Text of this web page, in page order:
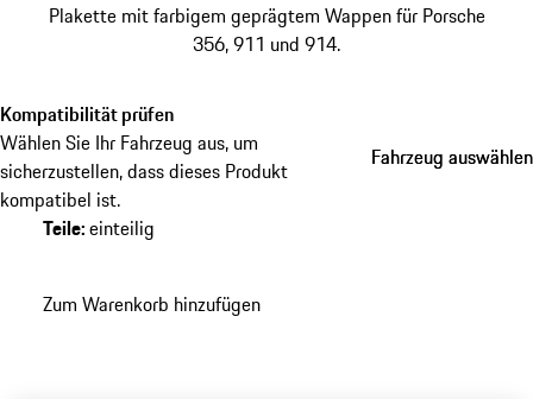
Plakette mit farbigem geprägtem Wappen für Porsche
356, 911 und 914.
Kompatibilität prüfen
Wählen Sie Ihr Fahrzeug aus, um
sicherzustellen, dass dieses Produkt
kompatibel ist.
Fahrzeug auswählen
Fahrzeug auswählen
Teile:einteilig
Zum Warenkorb hinzufügen